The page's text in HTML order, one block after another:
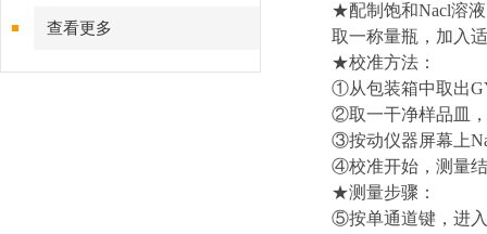
查看更多
★配制饱和Nacl溶
取一称量瓶，加入
★校准方法：
①从包装箱中取出
②取一干净样品皿
③按动仪器屏幕上
④校准开始，测量
★测量步骤：
⑤按单通道键，进